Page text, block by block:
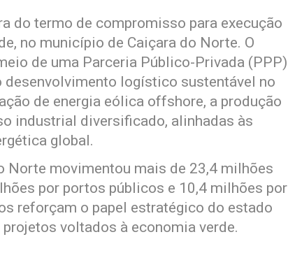
do termo de compromisso para execução
no município de Caiçara do Norte. O
de uma Parceria Público-Privada (PPP)
logístico sustentável no
de energia eólica offshore, a produção
industrial diversificado, alinhadas às
global.
Norte movimentou mais de 23,4 milhões
por portos públicos e 10,4 milhões por
reforçam o papel estratégico do estado
voltados à economia verde.